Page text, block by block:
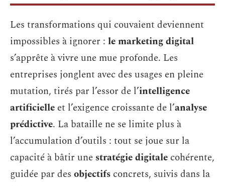
Les transformations qui couvaient deviennent
impossibles à ignorer : le marketing digital
s’apprête à vivre une mue profonde. Les
entreprises jonglent avec des usages en pleine
mutation, tirés par l’essor de l’intelligence
artificielle et l’exigence croissante de l’analyse
prédictive. La bataille ne se limite plus à
l’accumulation d’outils : tout se joue sur la
capacité à bâtir une stratégie digitale cohérente,
guidée par des objectifs concrets, suivis dans la